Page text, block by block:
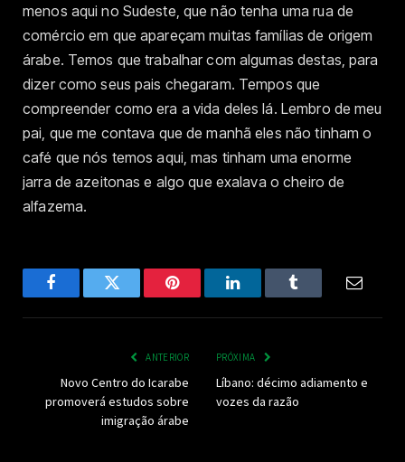
menos aqui no Sudeste, que não tenha uma rua de
comércio em que apareçam muitas famílias de origem
árabe. Temos que trabalhar com algumas destas, para
dizer como seus pais chegaram. Tempos que
compreender como era a vida deles lá. Lembro de meu
pai, que me contava que de manhã eles não tinham o
café que nós temos aqui, mas tinham uma enorme
jarra de azeitonas e algo que exalava o cheiro de
alfazema.
FacebookTwitter Pinterest LinkedInTumblr
ANTERIOR
Novo Centro do Icarabe
promoverá estudos sobre
imigração árabe
PRÓXIMA
Líbano: décimo adiamento e
vozes da razão